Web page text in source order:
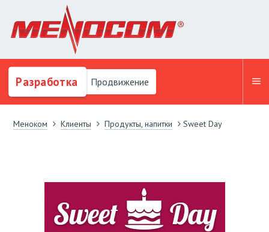
Разработка Продвижение
Меноком Клиенты Продукты, напитки Sweet Day